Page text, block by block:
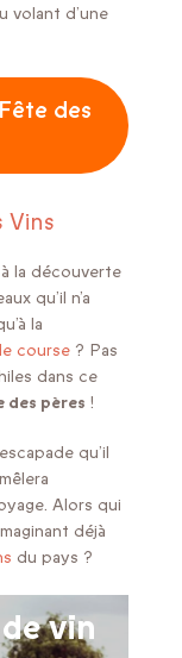
volant d’une
des
Vins
la découverte
qu’il n’a
la
course ? Pas
dans ce
des pères !
qu’il
Alors qui
déjà
du pays ?
vin